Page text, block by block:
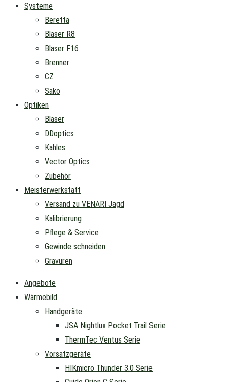
Systeme
Beretta
Blaser R8
Blaser F16
Brenner
CZ
Sako
Optiken
Blaser
DDoptics
Kahles
Vector Optics
Zubehör
Meisterwerkstatt
Versand zu VENARI Jagd
Kalibrierung
Pflege & Service
Gewinde schneiden
Gravuren
Angebote
Wärmebild
Handgeräte
JSA Nightlux Pocket Trail Serie
ThermTec Ventus Serie
Vorsatzgeräte
HIKmicro Thunder 3.0 Serie